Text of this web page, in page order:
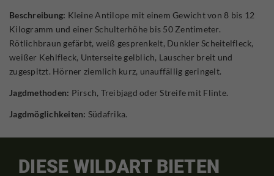
Beschreibung: Kleine Antilope mit einem Gewicht von 8 bis 12
Kilogramm und einer Schulterhöhe bis 50 Zentimeter.
Rötlichbraun gefärbt, weiß gesprenkelt, Dunkler Scheitelfleck,
weißer Kehlfleck, Unterseite gelblich, Lauscher breit und
zugespitzt. Hörner ziemlich kurz, unauffällig geringelt.
Jagdmethoden: Pirsch, Treibjagd oder Streife mit Flinte.
Jagdmöglichkeiten: Südafrika.
DIESE WILDART BIETEN